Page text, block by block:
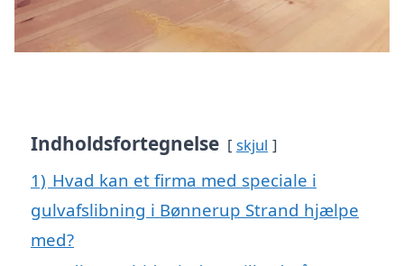
Indholdsfortegnelse skjul
1) Hvad kan et firma med speciale i
gulvafslibning i Bønnerup Strand hjælpe
med?